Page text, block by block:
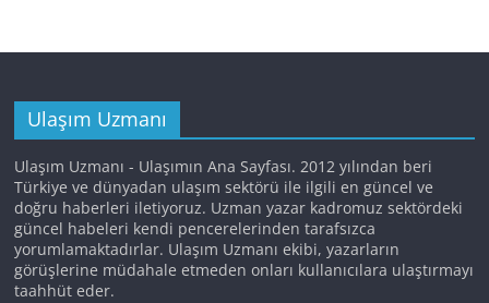
Ulaşım Uzmanı
Ulaşım Uzmanı - Ulaşımın Ana Sayfası. 2012 yılından beri
Türkiye ve dünyadan ulaşım sektörü ile ilgili en güncel ve
doğru haberleri iletiyoruz. Uzman yazar kadromuz sektördeki
güncel habeleri kendi pencerelerinden tarafsızca
yorumlamaktadırlar. Ulaşım Uzmanı ekibi, yazarların
görüşlerine müdahale etmeden onları kullanıcılara ulaştırmayı
taahhüt eder.